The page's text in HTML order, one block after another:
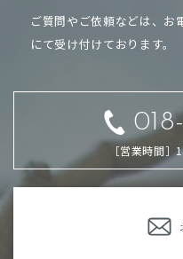
ご質問やご依頼などは、お
にて受け付けております。
［営業時間